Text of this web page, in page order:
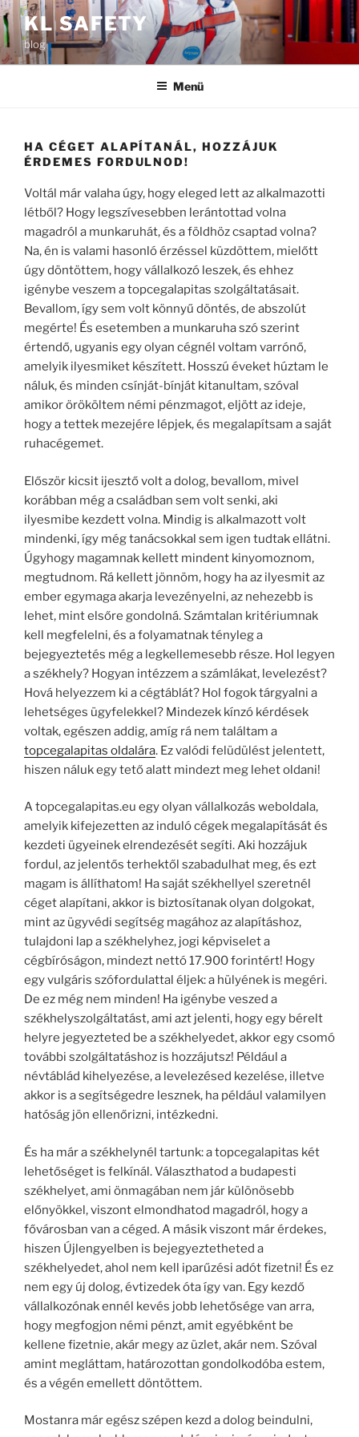
Tartalomhoz
KL SAFETY
blog
Menü
HA CÉGET ALAPÍTANÁL, HOZZÁJUK
ÉRDEMES FORDULNOD!
Voltál már valaha úgy, hogy eleged lett az alkalmazotti
létből? Hogy legszívesebben lerántottad volna
magadról a munkaruhát, és a földhöz csaptad volna?
Na, én is valami hasonló érzéssel küzdöttem, mielőtt
úgy döntöttem, hogy vállalkozó leszek, és ehhez
igénybe veszem a topcegalapitas szolgáltatásait.
Bevallom, így sem volt könnyű döntés, de abszolút
megérte! És esetemben a munkaruha szó szerint
értendő, ugyanis egy olyan cégnél voltam varrónő,
amelyik ilyesmiket készített. Hosszú éveket húztam le
náluk, és minden csínját-bínját kitanultam, szóval
amikor örököltem némi pénzmagot, eljött az ideje,
hogy a tettek mezejére lépjek, és megalapítsam a saját
ruhacégemet.
Először kicsit ijesztő volt a dolog, bevallom, mivel
korábban még a családban sem volt senki, aki
ilyesmibe kezdett volna. Mindig is alkalmazott volt
mindenki, így még tanácsokkal sem igen tudtak ellátni.
Úgyhogy magamnak kellett mindent kinyomoznom,
megtudnom. Rá kellett jönnöm, hogy ha az ilyesmit az
ember egymaga akarja levezényelni, az nehezebb is
lehet, mint elsőre gondolná. Számtalan kritériumnak
kell megfelelni, és a folyamatnak tényleg a
bejegyeztetés még a legkellemesebb része. Hol legyen
a székhely? Hogyan intézzem a számlákat, levelezést?
Hová helyezzem ki a cégtáblát? Hol fogok tárgyalni a
lehetséges ügyfelekkel? Mindezek kínzó kérdések
voltak, egészen addig, amíg rá nem találtam a
topcegalapitas oldalára. Ez valódi felüdülést jelentett,
hiszen náluk egy tető alatt mindezt meg lehet oldani!
A topcegalapitas.eu egy olyan vállalkozás weboldala,
amelyik kifejezetten az induló cégek megalapítását és
kezdeti ügyeinek elrendezését segíti. Aki hozzájuk
fordul, az jelentős terhektől szabadulhat meg, és ezt
magam is állíthatom! Ha saját székhellyel szeretnél
céget alapítani, akkor is biztosítanak olyan dolgokat,
mint az ügyvédi segítség magához az alapításhoz,
tulajdoni lap a székhelyhez, jogi képviselet a
cégbíróságon, mindezt nettó 17.900 forintért! Hogy
egy vulgáris szófordulattal éljek: a hülyének is megéri.
De ez még nem minden! Ha igénybe veszed a
székhelyszolgáltatást, ami azt jelenti, hogy egy bérelt
helyre jegyezteted be a székhelyedet, akkor egy csomó
további szolgáltatáshoz is hozzájutsz! Például a
névtáblád kihelyezése, a levelezésed kezelése, illetve
akkor is a segítségedre lesznek, ha például valamilyen
hatóság jön ellenőrizni, intézkedni.
És ha már a székhelynél tartunk: a topcegalapitas két
lehetőséget is felkínál. Választhatod a budapesti
székhelyet, ami önmagában nem jár különösebb
előnyökkel, viszont elmondhatod magadról, hogy a
fővárosban van a céged. A másik viszont már érdekes,
hiszen Újlengyelben is bejegyeztetheted a
székhelyedet, ahol nem kell iparűzési adót fizetni! És ez
nem egy új dolog, évtizedek óta így van. Egy kezdő
vállalkozónak ennél kevés jobb lehetősége van arra,
hogy megfogjon némi pénzt, amit egyébként be
kellene fizetnie, akár megy az üzlet, akár nem. Szóval
amint megláttam, határozottan gondolkodóba estem,
és a végén emellett döntöttem.
Mostanra már egész szépen kezd a dolog beindulni,